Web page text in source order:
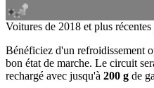
Voitures de 2018 et plus
Bénéficiez d'un refroidissement
bon état de marche. Le circuit
rechargé avec jusqu'à 200 g de